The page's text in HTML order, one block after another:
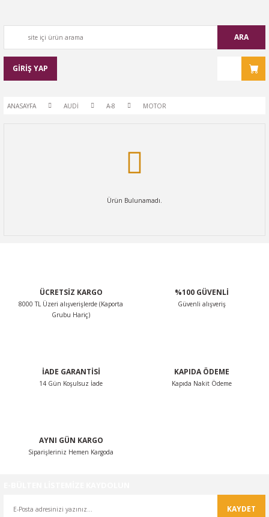
ARA
GİRİŞ YAP
ANASAYFA AUDİ A-8 MOTOR
Ürün Bulunamadı.
ÜCRETSİZ KARGO
8000 TL Üzeri alışverişlerde (Kaporta
Grubu Hariç)
%100 GÜVENLİ
Güvenli alışveriş
İADE GARANTİSİ
14 Gün Koşulsuz İade
KAPIDA ÖDEME
Kapıda Nakit Ödeme
AYNI GÜN KARGO
Siparişleriniz Hemen Kargoda
KAYDET